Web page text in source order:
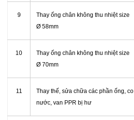
9
Thay ống chân không thu nhiệt size
Ø 58mm
10
Thay ống chân không thu nhiệt size
Ø 70mm
11
Thay thế, sửa chữa các phần ống, co
nước, van PPR bị hư